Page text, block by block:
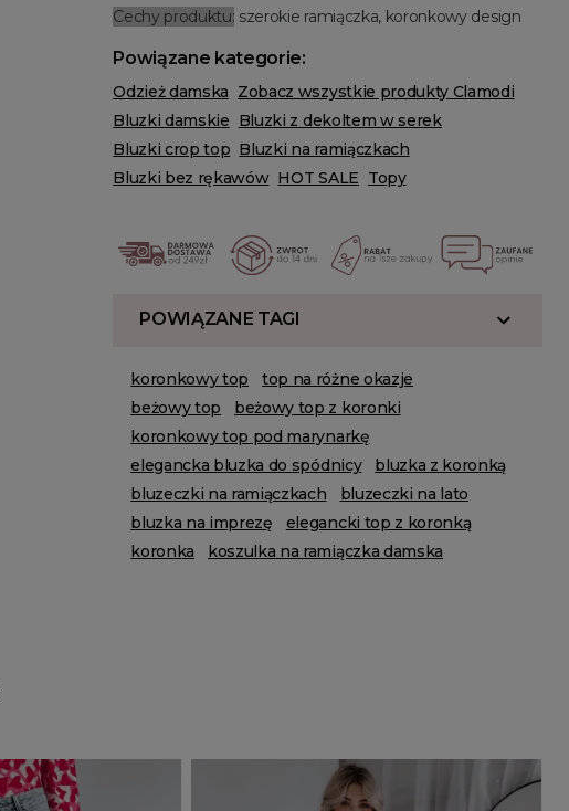
Cechy produktu: szerokie ramiączka, koronkowy design
Powiązane kategorie:
Odzież damska Zobacz wszystkie produkty Clamodi
Bluzki damskie Bluzki z dekoltem w serek
Bluzki crop top Bluzki na ramiączkach
Bluzki bez rękawów HOT SALE Topy
POWIĄZANE TAGI
koronkowy top
top na różne okazje
beżowy top
beżowy top z koronki
koronkowy top pod marynarkę
elegancka bluzka do spódnicy
bluzka z koronką
bluzeczki na ramiączkach
bluzeczki na lato
bluzka na imprezę
elegancki top z koronką
koronka
koszulka na ramiączka damska